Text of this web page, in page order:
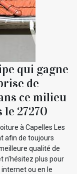
qui gagne
de
ce milieu
le 27270
à Capelles Les
afin de toujours
qualité de
n’hésitez plus pour
ou en le